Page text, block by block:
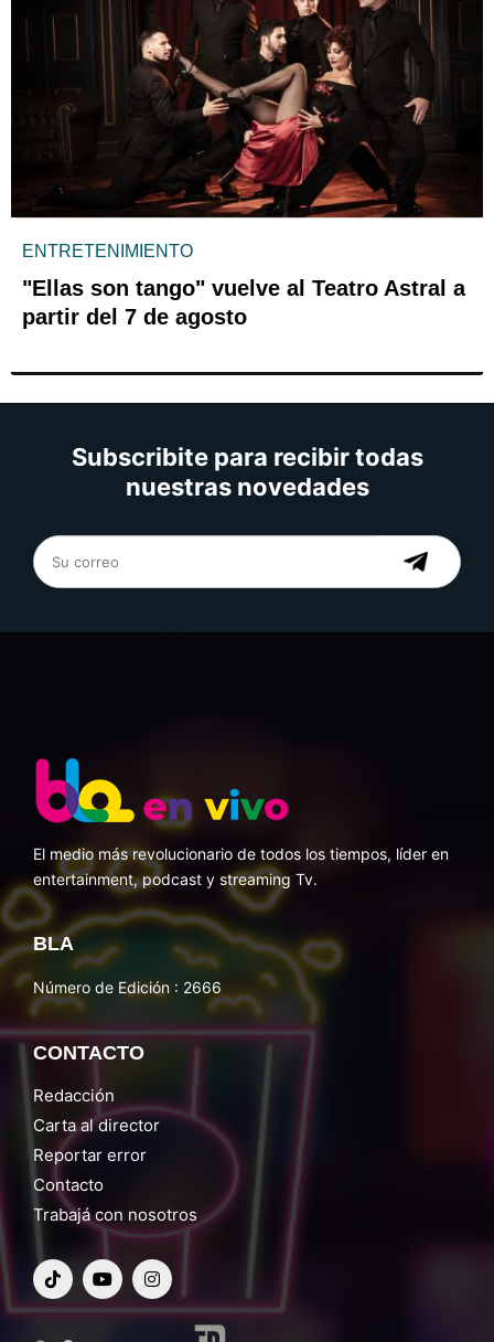
ENTRETENIMIENTO
"Ellas son tango" vuelve al Teatro Astral a
partir del 7 de agosto
Subscribite para recibir todas
nuestras novedades
El medio más revolucionario de todos los tiempos, líder en
entertainment, podcast y streaming Tv.
BLA
Número de Edición : 2666
CONTACTO
Redacción
Carta al director
Reportar error
Contacto
Trabajá con nosotros